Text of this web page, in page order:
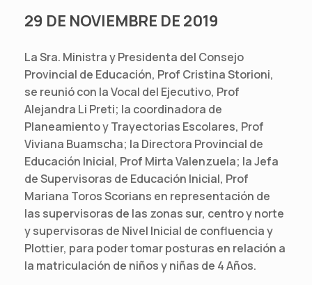
29 DE NOVIEMBRE DE 2019
La Sra. Ministra y Presidenta del Consejo
Provincial de Educación, Prof Cristina Storioni,
se reunió con la Vocal del Ejecutivo, Prof
Alejandra Li Preti; la coordinadora de
Planeamiento y Trayectorias Escolares, Prof
Viviana Buamscha; la Directora Provincial de
Educación Inicial, Prof Mirta Valenzuela; la Jefa
de Supervisoras de Educación Inicial, Prof
Mariana Toros Scorians en representación de
las supervisoras de las zonas sur, centro y norte
y supervisoras de Nivel Inicial de confluencia y
Plottier, para poder tomar posturas en relación a
la matriculación de niños y niñas de 4 Años.